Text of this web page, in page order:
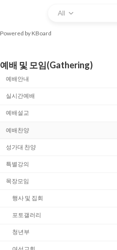
All
Powered by KBoard
예배 및 모임(Gathering)
예배안내
실시간예배
예배설교
예배찬양
성가대 찬양
특별강의
목장모임
행사 및 집회
포토갤러리
청년부